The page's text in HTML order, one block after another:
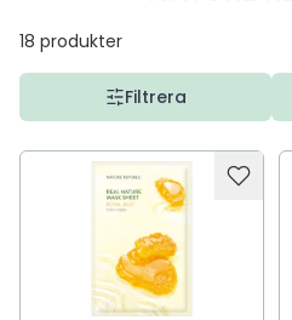
18 produkter
Filtrera